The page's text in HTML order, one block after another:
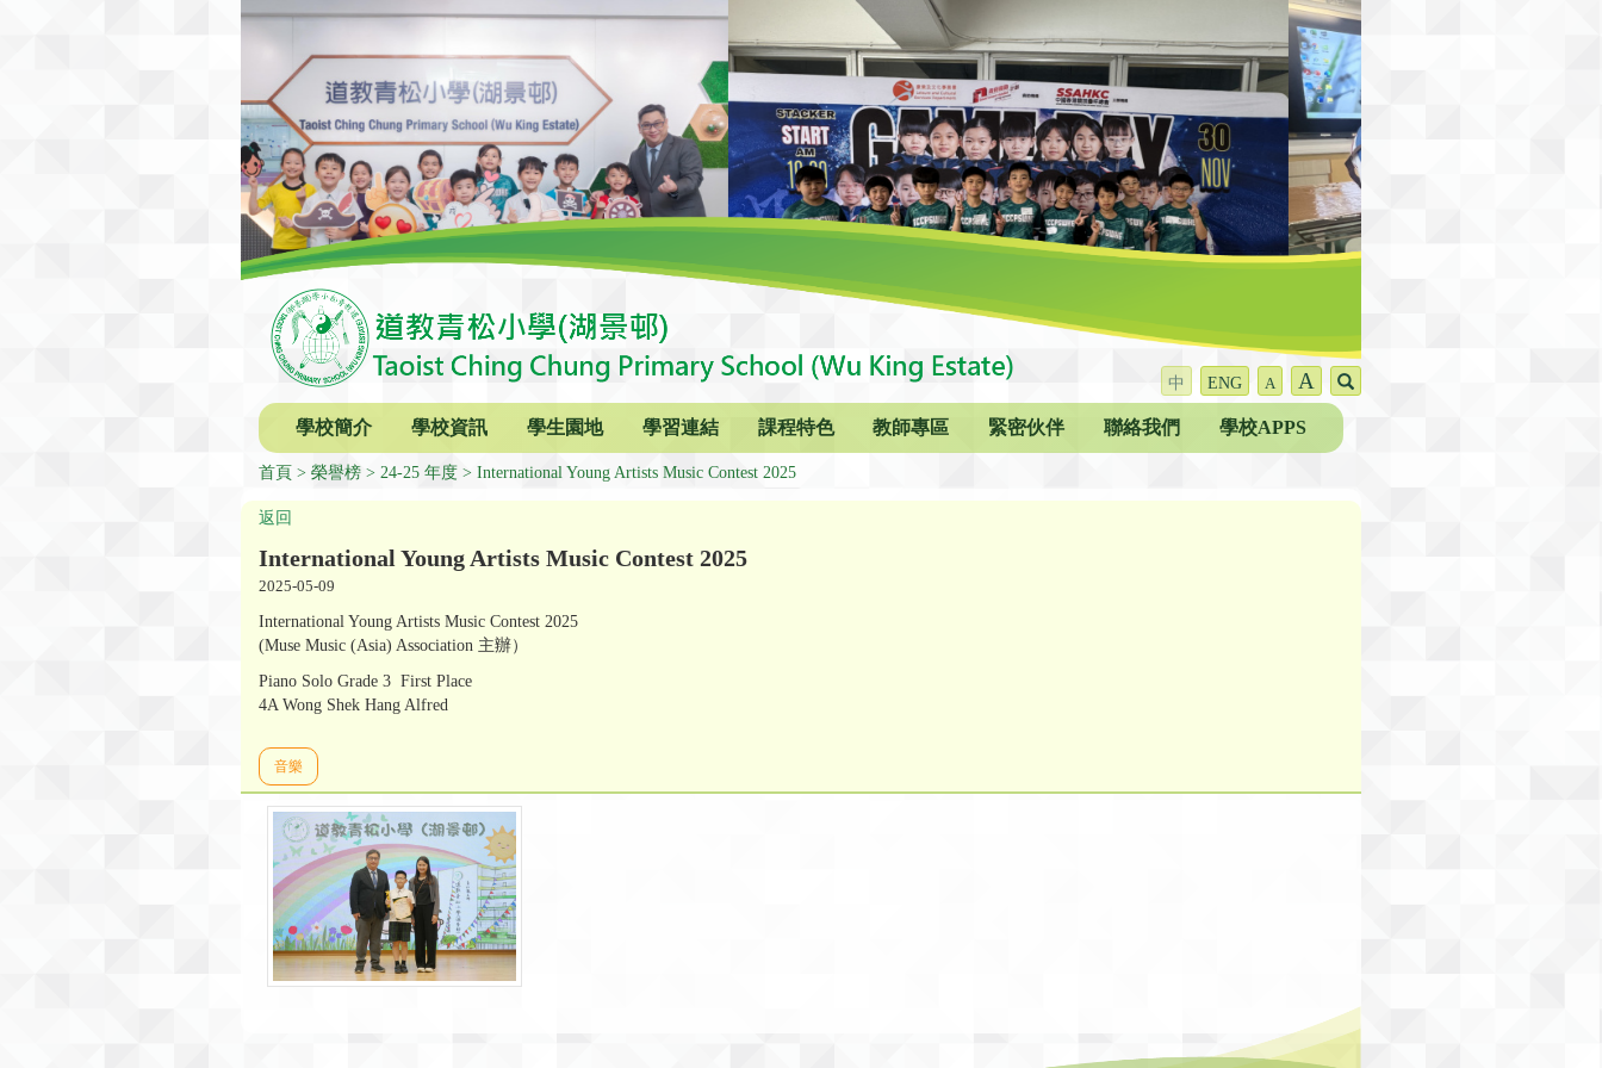
中 ENG A A
學校簡介 學校資訊 學生園地 學習連結 課程特色 教師專區 緊密伙伴 聯絡我們 學校APPS
首頁 榮譽榜 24-25 年度 International Young Artists Music Contest 2025
返回
International Young Artists Music Contest 2025
2025-05-09
International Young Artists Music Contest 2025
(Muse Music (Asia) Association 主辦）
Piano Solo Grade 3 First Place
4A Wong Shek Hang Alfred
音樂